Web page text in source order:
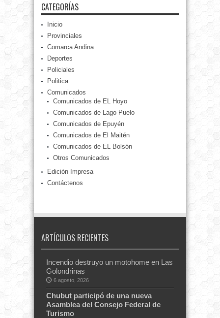
CATEGORÍAS
Inicio
Provinciales
Comarca Andina
Deportes
Policiales
Politica
Comunicados
Comunicados de EL Hoyo
Comunicados de Lago Puelo
Comunicados de Epuyén
Comunicados de El Maitén
Comunicados de EL Bolsón
Otros Comunicados
Edición Impresa
Contáctenos
ARTÍCULOS RECIENTES
Incendio destruyo un motohome en Las
Golondrinas
6 agosto, 2026
Chubut participó de una nueva
Asamblea del Consejo Federal de
Turismo